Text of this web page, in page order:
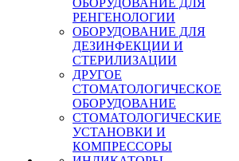
ОБОРУДОВАНИЕ ДЛЯ
РЕНГЕНОЛОГИИ
ОБОРУДОВАНИЕ ДЛЯ
ДЕЗИНФЕКЦИИ И
СТЕРИЛИЗАЦИИ
ДРУГОЕ
СТОМАТОЛОГИЧЕСКОЕ
ОБОРУДОВАНИЕ
СТОМАТОЛОГИЧЕСКИЕ
УСТАНОВКИ И
КОМПРЕССОРЫ